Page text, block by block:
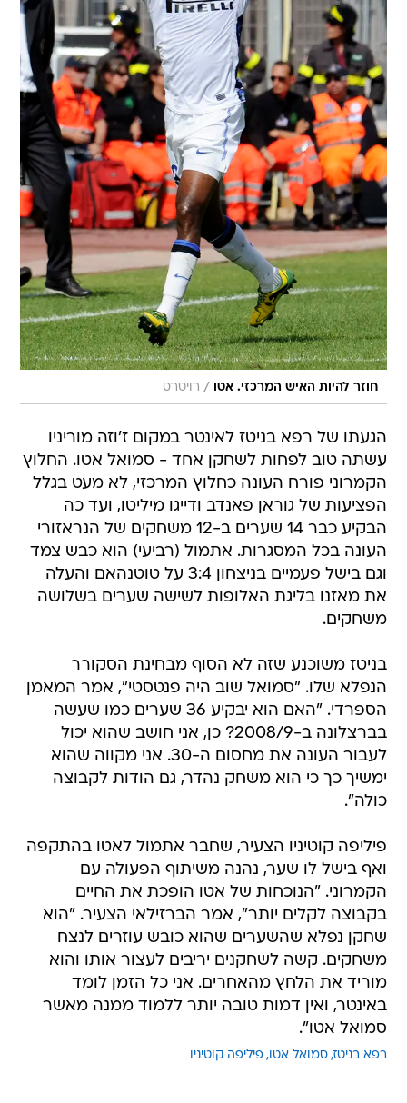
חוזר להיות האיש המרכזי. אטו / רויטרס
הגעתו של רפא בניטז לאינטר במקום ז'וזה מוריניו
עשתה טוב לפחות לשחקן אחד - סמואל אטו. החלוץ
הקמרוני פורח העונה כחלוץ המרכזי, לא מעט בגלל
הפציעות של גוראן פאנדב ודייגו מיליטו, ועד כה
הבקיע כבר 14 שערים ב-12 משחקים של הנראזורי
העונה בכל המסגרות. אתמול (רביעי) הוא כבש צמד
וגם בישל פעמיים בניצחון 3:4 על טוטנהאם והעלה
את מאזנו בליגת האלופות לשישה שערים בשלושה
משחקים.
בניטז משוכנע שזה לא הסוף מבחינת הסקורר
הנפלא שלו. "סמואל שוב היה פנטסטי", אמר המאמן
הספרדי. "האם הוא יבקיע 36 שערים כמו שעשה
בברצלונה ב-2008/9? כן, אני חושב שהוא יכול
לעבור העונה את מחסום ה-30. אני מקווה שהוא
ימשיך כך כי הוא משחק נהדר, גם הודות לקבוצה
כולה".
פיליפה קוטיניו הצעיר, שחבר אתמול לאטו בהתקפה
ואף בישל לו שער, נהנה משיתוף הפעולה עם
הקמרוני. "הנוכחות של אטו הופכת את החיים
בקבוצה לקלים יותר", אמר הברזילאי הצעיר. "הוא
שחקן נפלא שהשערים שהוא כובש עוזרים לנצח
משחקים. קשה לשחקנים יריבים לעצור אותו והוא
מוריד את הלחץ מהאחרים. אני כל הזמן לומד
באינטר, ואין דמות טובה יותר ללמוד ממנה מאשר
סמואל אטו".
רפא בניטז סמואל אטו פיליפה קוטיניו